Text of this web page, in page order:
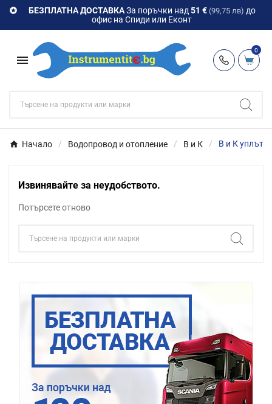
 БЕЗПЛАТНА ДОСТАВКАЗа поръчки над 51 € (99,75 лв) до
офис на Спиди или Еконт

0
Начало Водопровод и отопление В и К В и К
Извинявайте за неудобството.
Потърсете отново